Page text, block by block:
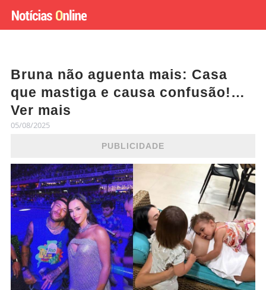
Bruna não aguenta mais: Casa
que mastiga e causa confusão!…
Ver mais
05/08/2025
PUBLICIDADE